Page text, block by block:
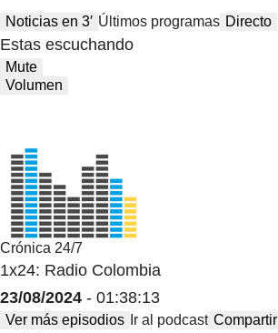
Noticias en 3′ Últimos programas Directo
Estas escuchando
Mute
Volumen
Crónica 24/7
1x24: Radio Colombia
23/08/2024 - 01:38:13
Ver más episodios Ir al podcast Compartir